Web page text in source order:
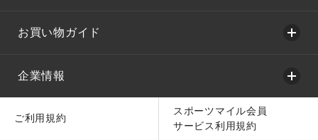
お買い物ガイド
企業情報
ご利用規約
スポーツマイル会員
サービス利用規約